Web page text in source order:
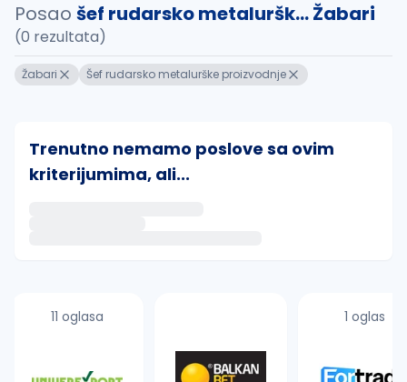
Posao šef rudarsko metaluršk... Žabari
(0 rezultata)
Žabari Šef rudarsko metalurške proizvodnje
Trenutno nemamo poslove sa ovim
kriterijumima, ali...
Takođe možete da:
11 oglasa 1 oglas